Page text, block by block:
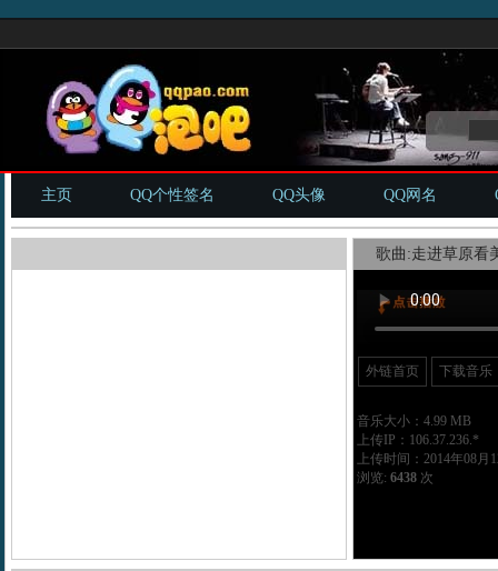
主页 QQ个性签名 QQ头像 QQ网名
歌曲:走进草原看
外链首页 下载音乐
音乐大小：4.99 MB
上传IP：106.37.236.*
上传时间：2014年08月
浏览: 6438次